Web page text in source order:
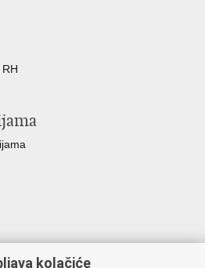
kolačiće